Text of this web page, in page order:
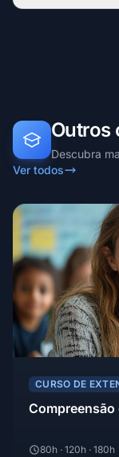
Outros
Descubra
Ver todos
CURSO DE
Compreensão
80h · 120h · 180h